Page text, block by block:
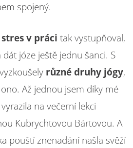
spojený.
stres v práci tak vystupňoval,
józe ještě jednu šanci. S
různé druhy jógy,
Až jednou jsem díky mé
na večerní lekci
Kubrychtovou Bártovou. A
pouští znenadání našla svěží